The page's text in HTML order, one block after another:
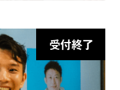
受付終了